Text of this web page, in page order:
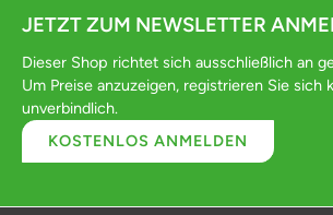
JETZT ZUM NEWSLETTER
Dieser Shop richtet sich ausschließlich an
Um Preise anzuzeigen, registrieren Sie sich
unverbindlich.
KOSTENLOS ANMELDEN